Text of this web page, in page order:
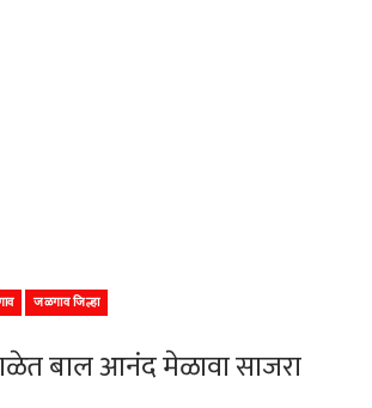
जळगाव जिल्हा
बाल आनंद मेळावा साजरा